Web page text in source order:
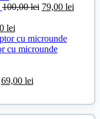
a
90,00 lei.
este:
100,00lei Prețul
fost:
100,00 lei.
79,00 leiPrețul
leiPrețul
curent
este:
cu microunde
Prețul
fost:
69,00 leiPrețul
69,00 lei.